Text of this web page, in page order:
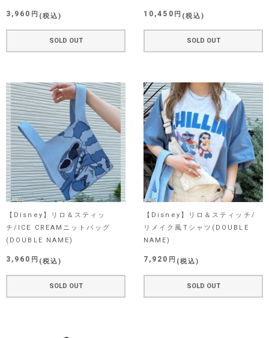
3,960 税込
SOLD OUT
10,450 税込
SOLD OUT
【Disney】リロ＆スティッ
チ/ICE CREAMニットバッグ
(DOUBLE NAME)
3,960 税込
SOLD OUT
【Disney】リロ＆スティッチ/
リメイク風Tシャツ(DOUBLE
NAME)
7,920 税込
SOLD OUT